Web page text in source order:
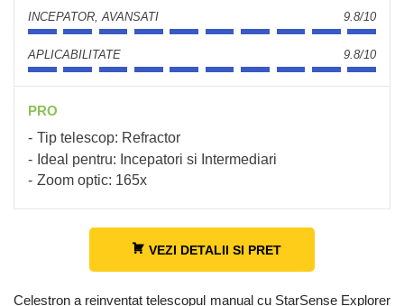
INCEPATOR, AVANSATI 9.8/10
APLICABILITATE 9.8/10
PRO
Tip telescop: Refractor
Ideal pentru: Incepatori si Intermediari
Zoom optic: 165x
VEZI DETALII SI PRET
Celestron a reinventat telescopul manual cu StarSense Explorer